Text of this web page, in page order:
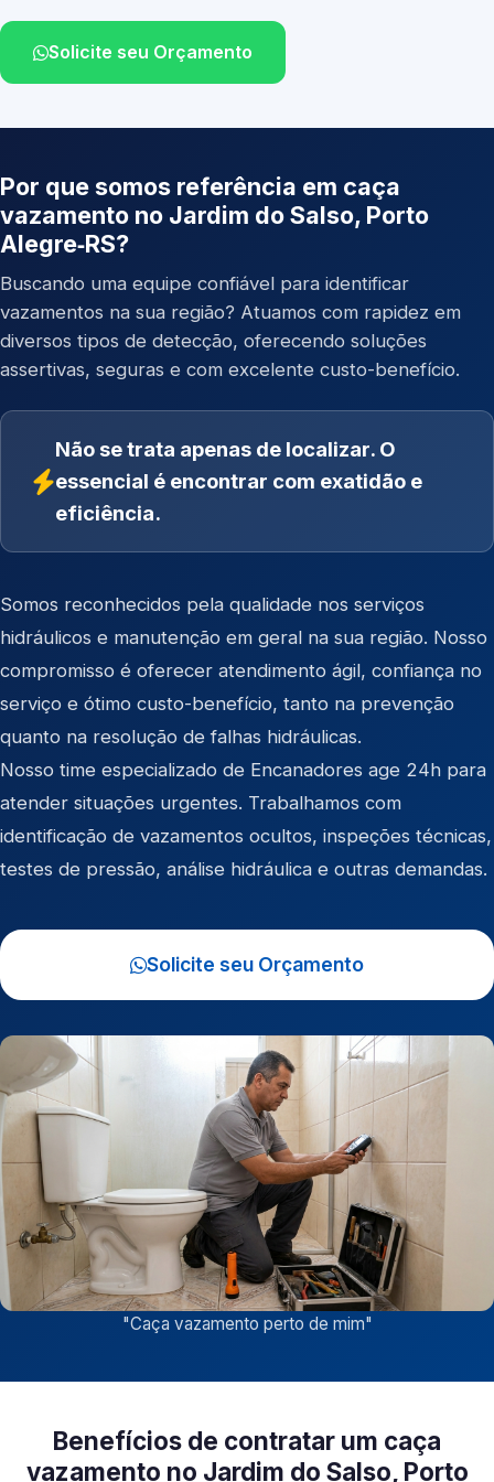
Solicite seu Orçamento
Por que somos referência em caça
vazamento no Jardim do Salso, Porto
Alegre‑RS?
Buscando uma equipe confiável para identificar
vazamentos na sua região? Atuamos com rapidez em
diversos tipos de detecção, oferecendo soluções
assertivas, seguras e com excelente custo-benefício.
Não se trata apenas de localizar. O
essencial é encontrar com exatidão e
eficiência.
Somos reconhecidos pela qualidade nos serviços
hidráulicos e manutenção em geral na sua região. Nosso
compromisso é oferecer atendimento ágil, confiança no
serviço e ótimo custo-benefício, tanto na prevenção
quanto na resolução de falhas hidráulicas.
Nosso time especializado de Encanadores age 24h para
atender situações urgentes. Trabalhamos com
identificação de vazamentos ocultos, inspeções técnicas,
testes de pressão, análise hidráulica e outras demandas.
Solicite seu Orçamento
"Caça vazamento perto de mim"
Benefícios de contratar um caça
vazamento no Jardim do Salso, Porto